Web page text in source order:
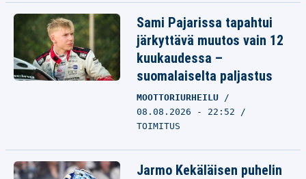
Sami Pajarissa tapahtui
järkyttävä muutos vain 12
kuukaudessa –
suomalaiselta paljastus
MOOTTORIURHEILU
08.08.2026 - 22:52
TOIMITUS
Jarmo Kekäläisen puhelin